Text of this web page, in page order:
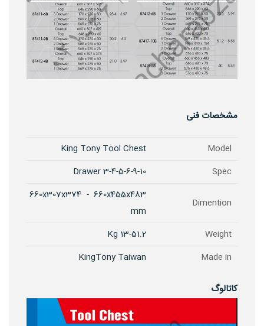
مشخصات فنی
Model
King Tony Tool Chest
Spec
3-4-5-6-9-10 Drawer
Dimention
660x307x374 - 660x455x483
mm
Weight
13-51.2 Kg
Made in
KingTony Taiwan
کاتالوگ